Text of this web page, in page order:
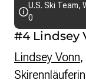
U.S. Ski Team,
0
#4 Lindsey
Lindsey Vonn